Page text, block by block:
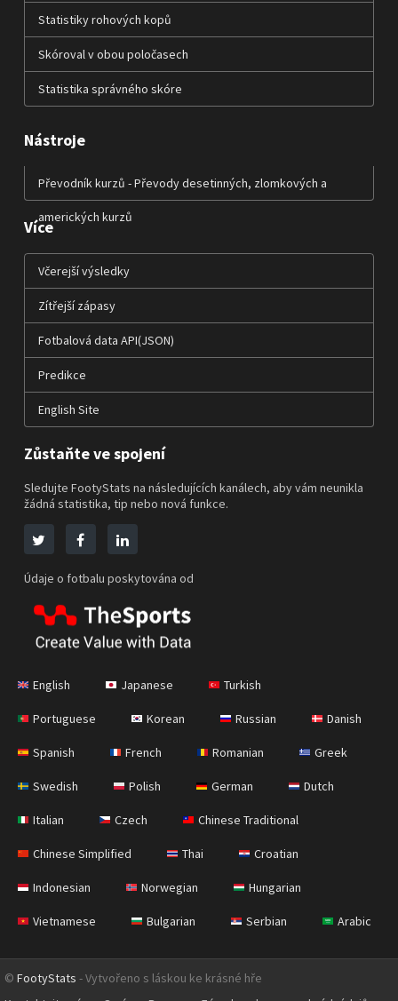
Statistiky rohových kopů
Skóroval v obou poločasech
Statistika správného skóre
Nástroje
Převodník kurzů - Převody desetinných, zlomkových a
amerických kurzů
Více
Včerejší výsledky
Zítřejší zápasy
Fotbalová data API(JSON)
Predikce
English Site
Zůstaňte ve spojení
Sledujte FootyStats na následujících kanálech, aby vám neunikla
žádná statistika, tip nebo nová funkce.
Údaje o fotbalu poskytována od
English Japanese Turkish
Portuguese Korean Russian Danish
Spanish French Romanian Greek
Swedish Polish German Dutch
Italian Czech Chinese Traditional
Chinese Simplified Thai Croatian
Indonesian Norwegian Hungarian
Vietnamese Bulgarian Serbian Arabic
© FootyStats - Vytvořeno s láskou ke krásné hře